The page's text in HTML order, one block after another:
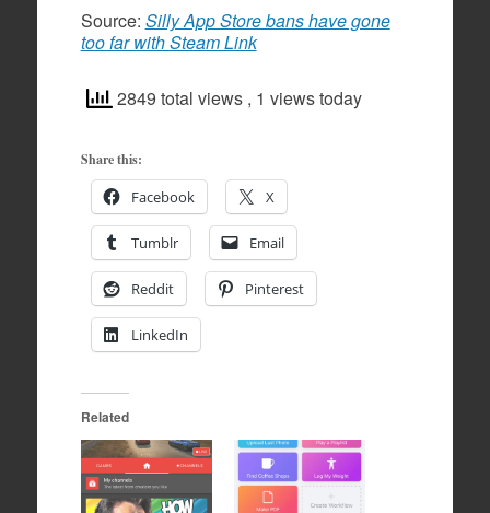
Source: Silly App Store bans have gone
too far with Steam Link
2849 total views , 1 views today
Share this:
Facebook X
Tumblr Email
Reddit Pinterest
LinkedIn
Related